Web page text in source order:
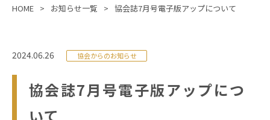
HOME お知らせ一覧 協会誌7月号電子版アップについて
2024.06.26 協会からのお知らせ
協会誌7月号電子版アップにつ
いて